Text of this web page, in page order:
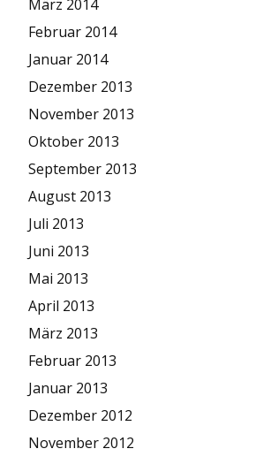
März 2014
Februar 2014
Januar 2014
Dezember 2013
November 2013
Oktober 2013
September 2013
August 2013
Juli 2013
Juni 2013
Mai 2013
April 2013
März 2013
Februar 2013
Januar 2013
Dezember 2012
November 2012